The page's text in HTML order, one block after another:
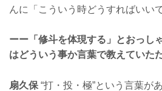
んに「こういう時どうすればいい
ーー「修斗を体現する」とおっし
はどういう事か言葉で教えていた
扇久保 “打・投・極”という言葉が